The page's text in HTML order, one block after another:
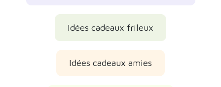
Idées cadeaux frileux
Idées cadeaux amies